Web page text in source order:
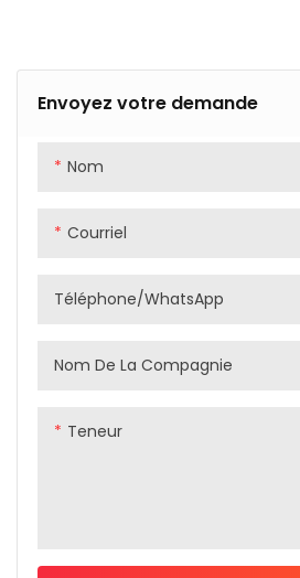
Envoyez votre demande
Nom
Courriel
Téléphone/WhatsApp
Nom De La Compagnie
Teneur